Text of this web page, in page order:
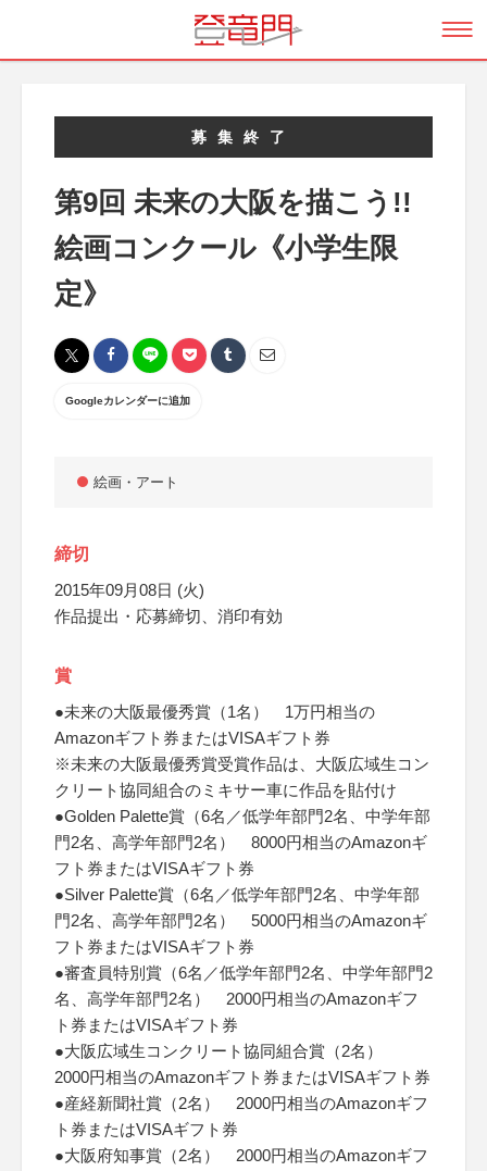
募集終了
第9回 未来の大阪を描こう!!
絵画コンクール《小学生限
定》
Googleカレンダーに追加
絵画・アート
締切
2015年09月08日 (火)
作品提出・応募締切、消印有効
賞
●未来の大阪最優秀賞（1名） 1万円相当の
Amazonギフト券またはVISAギフト券
※未来の大阪最優秀賞受賞作品は、大阪広域生コン
クリート協同組合のミキサー車に作品を貼付け
●Golden Palette賞（6名／低学年部門2名、中学年部
門2名、高学年部門2名） 8000円相当のAmazonギ
フト券またはVISAギフト券
●Silver Palette賞（6名／低学年部門2名、中学年部
門2名、高学年部門2名） 5000円相当のAmazonギ
フト券またはVISAギフト券
●審査員特別賞（6名／低学年部門2名、中学年部門2
名、高学年部門2名） 2000円相当のAmazonギフ
ト券またはVISAギフト券
●大阪広域生コンクリート協同組合賞（2名）
2000円相当のAmazonギフト券またはVISAギフト券
●産経新聞社賞（2名） 2000円相当のAmazonギフ
ト券またはVISAギフト券
●大阪府知事賞（2名） 2000円相当のAmazonギフ